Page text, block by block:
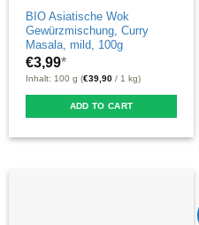
BIO Asiatische Wok
Gewürzmischung, Curry
Masala, mild, 100g
€3,99*
Inhalt: 100 g (€39,90 / 1 kg)
ADD TO CART